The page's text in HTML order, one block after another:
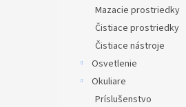
Mazacie prostriedky
Čistiace prostriedky
Čistiace nástroje
Osvetlenie
Okuliare
Príslušenstvo